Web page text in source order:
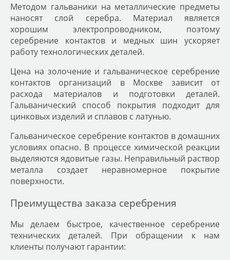
Методом гальваники на металлические предметы
наносят слой серебра. Материал является
хорошим электропроводником, поэтому
серебрение контактов и медных шин ускоряет
работу технологических деталей.
Цена на золочение и гальваническое серебрение
контактов организаций в Москве зависит от
расхода материалов и подготовки деталей.
Гальванический способ покрытия подходит для
цинковых изделий и сплавов с латунью.
Гальваническое серебрение контактов в домашних
условиях опасно. В процессе химической реакции
выделяются ядовитые газы. Неправильный раствор
металла создает неравномерное покрытие
поверхности.
Преимущества заказа серебрения
Мы делаем быстрое, качественное серебрение
технических деталей. При обращении к нам
клиенты получают гарантии: